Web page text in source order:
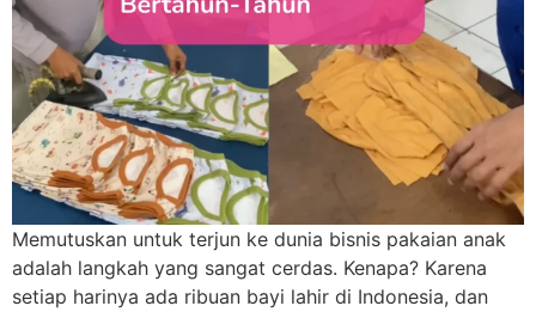
Memutuskan untuk terjun ke dunia bisnis pakaian anak
adalah langkah yang sangat cerdas. Kenapa? Karena
setiap harinya ada ribuan bayi lahir di Indonesia, dan